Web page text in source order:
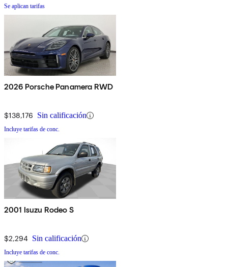
Se aplican tarifas
2026 Porsche Panamera RWD
$138,176 Sin calificación
Incluye tarifas de conc.
2001 Isuzu Rodeo S
$2,294 Sin calificación
Incluye tarifas de conc.